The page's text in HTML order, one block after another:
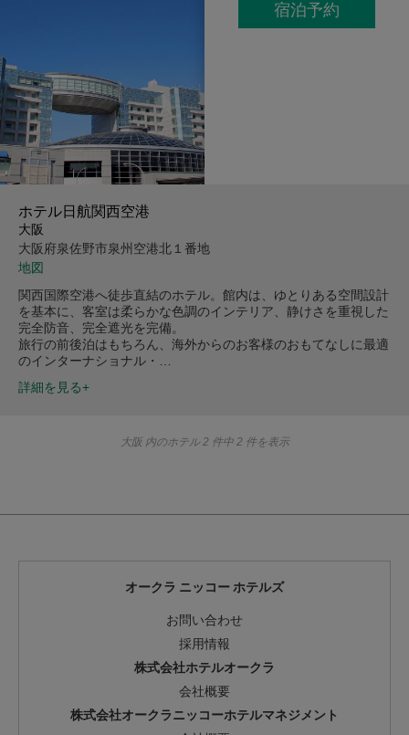
宿泊予約
ホテル日航関西空港
大阪
大阪府泉佐野市泉州空港北１番地
地図
関西国際空港へ徒歩直結のホテル。館内は、ゆとりある空間設計
を基本に、客室は柔らかな色調のインテリア、静けさを重視した
完全防音、完全遮光を完備。
旅行の前後泊はもちろん、海外からのお客様のおもてなしに最適
のインターナショナル・…
詳細を見る+
大阪 内のホテル 2 件中 2 件を表示
オークラ ニッコー ホテルズ
お問い合わせ
採用情報
株式会社ホテルオークラ
会社概要
株式会社オークラニッコーホテルマネジメント